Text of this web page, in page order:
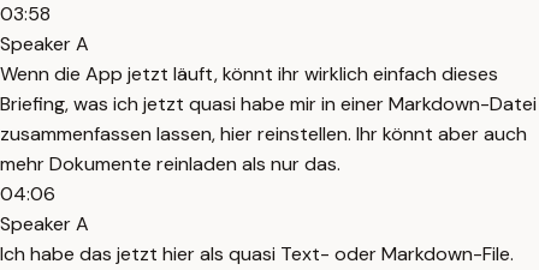
03:58
Speaker A
Wenn die App jetzt läuft, könnt ihr wirklich einfach dieses
Briefing, was ich jetzt quasi habe mir in einer Markdown-Datei
zusammenfassen lassen, hier reinstellen. Ihr könnt aber auch
mehr Dokumente reinladen als nur das.
04:06
Speaker A
Ich habe das jetzt hier als quasi Text- oder Markdown-File.